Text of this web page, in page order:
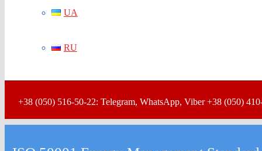
UA
RU
+38 (050) 516-50-22: Telegram, WhatsApp, Viber +38 (050)